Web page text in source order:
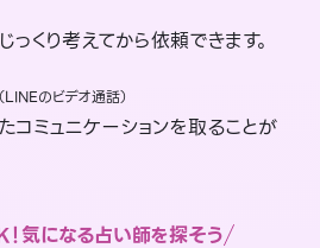
っくり考えてから依頼できます。
（LINEのビデオ通話）
コミュニケーションを取ることが
気になる占い師を探そう